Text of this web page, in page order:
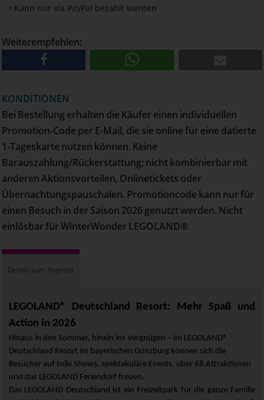
• Kann nur via PayPal bezahlt werden
Weiterempfehlen:
KONDITIONEN
Bei Bestellung erhalten die Käufer einen individuellen
Promotion-Code per E-Mail, die sie online für eine datierte
1-Tageskarte nutzen können. Keine
Barauszahlung/Rückerstattung; nicht kombinierbar mit
anderen Aktionsvorteilen, Onlinetickets oder
Übernachtungspauschalen. Promotioncode kann nur für
einen Besuch in der Saison 2026 genutzt werden. Nicht
einlösbar für WinterWonder LEGOLAND®.
Details zum Angebot
LEGOLAND® Deutschland Resort: Mehr Spaß und
Action in 2026
Hinaus in den Sommer, hinein ins Vergnügen – im LEGOLAND®
Deutschland Resort im bayerischen Günzburg können sich die
Besucher auf tolle Shows, spektakuläre Events, über 68 Attraktionen
und das LEGOLAND Feriendorf freuen.
Das LEGOLAND Deutschland ist ein Freizeitpark für die ganze Familie